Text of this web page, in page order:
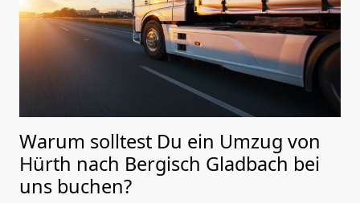
Warum solltest Du ein Umzug von
Hürth nach Bergisch Gladbach bei
uns buchen?